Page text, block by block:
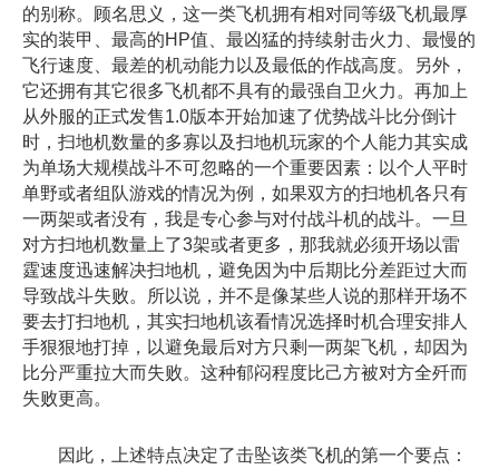
的别称。顾名思义，这一类飞机拥有相对同等级飞机最厚
实的装甲、最高的HP值、最凶猛的持续射击火力、最慢的
飞行速度、最差的机动能力以及最低的作战高度。另外，
它还拥有其它很多飞机都不具有的最强自卫火力。再加上
从外服的正式发售1.0版本开始加速了优势战斗比分倒计
时，扫地机数量的多寡以及扫地机玩家的个人能力其实成
为单场大规模战斗不可忽略的一个重要因素：以个人平时
单野或者组队游戏的情况为例，如果双方的扫地机各只有
一两架或者没有，我是专心参与对付战斗机的战斗。一旦
对方扫地机数量上了3架或者更多，那我就必须开场以雷
霆速度迅速解决扫地机，避免因为中后期比分差距过大而
导致战斗失败。所以说，并不是像某些人说的那样开场不
要去打扫地机，其实扫地机该看情况选择时机合理安排人
手狠狠地打掉，以避免最后对方只剩一两架飞机，却因为
比分严重拉大而失败。这种郁闷程度比己方被对方全歼而
失败更高。
因此，上述特点决定了击坠该类飞机的第一个要点：